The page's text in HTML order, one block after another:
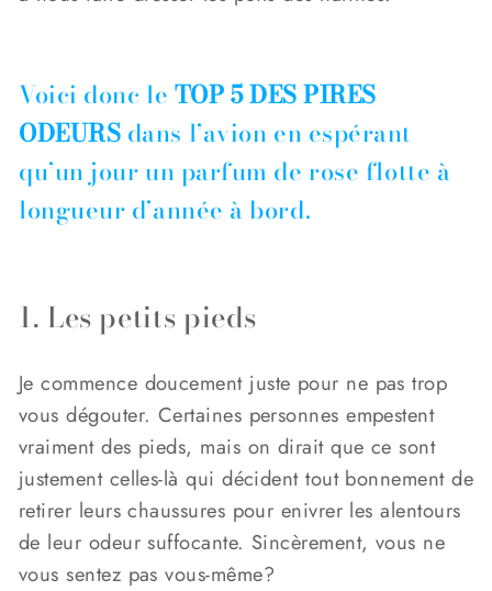
Voici donc le TOP 5 DES PIRES
ODEURS dans l’avion en espérant
qu’un jour un parfum de rose flotte à
longueur d’année à bord.
1. Les petits pieds
Je commence doucement juste pour ne pas trop
vous dégouter. Certaines personnes empestent
vraiment des pieds, mais on dirait que ce sont
justement celles-là qui décident tout bonnement de
retirer leurs chaussures pour enivrer les alentours
de leur odeur suffocante. Sincèrement, vous ne
vous sentez pas vous-même?